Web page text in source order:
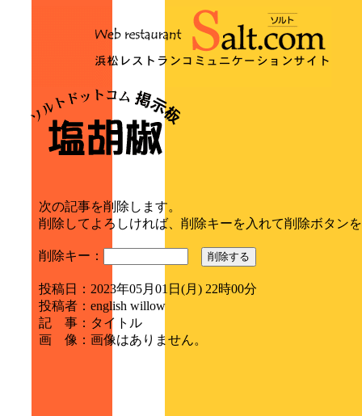
次の記事を削除します。
削除してよろしければ、削除キーを入れて削除ボタン
削除キー： 削除する
投稿日 ： 2023年05月01日(月) 22時00分
投稿者 ： english willow
記 事 ： タイトル
画 像 ： 画像はありません。